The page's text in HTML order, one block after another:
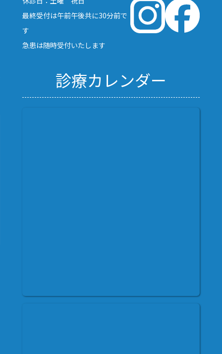
最終受付は午前午後共に30分前で
す
急患は随時受付いたします
診療カレンダー